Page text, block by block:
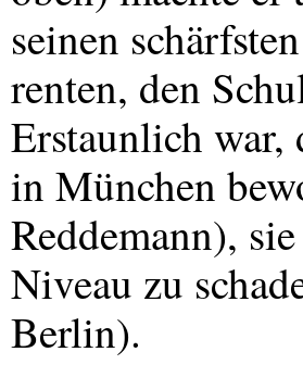
seinen
renten, den
Erstaunlich war,
in München
Reddemann),
Niveau zu
Berlin).